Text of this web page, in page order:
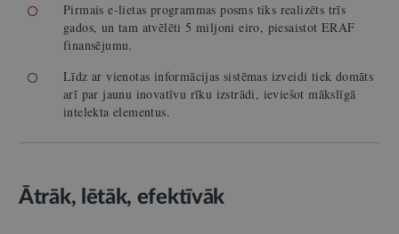
Pirmais e-lietas programmas posms tiks realizēts trīs
gados, un tam atvēlēti 5 miljoni eiro, piesaistot ERAF
finansējumu.
Līdz ar vienotas informācijas sistēmas izveidi tiek domāts
arī par jaunu inovatīvu rīku izstrādi, ieviešot mākslīgā
intelekta elementus.
Ātrāk, lētāk, efektīvāk